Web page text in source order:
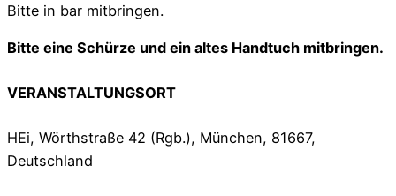
Bitte in bar mitbringen.
Bitte eine Schürze und ein altes Handtuch mitbringen.
VERANSTALTUNGSORT
HEi, Wörthstraße 42 (Rgb.), München, 81667,
Deutschland